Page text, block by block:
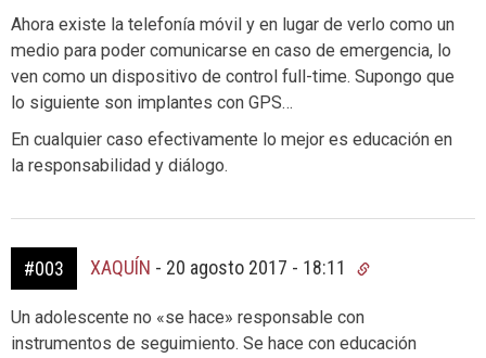
Ahora existe la telefonía móvil y en lugar de verlo como un
medio para poder comunicarse en caso de emergencia, lo
ven como un dispositivo de control full-time. Supongo que
lo siguiente son implantes con GPS…
En cualquier caso efectivamente lo mejor es educación en
la responsabilidad y diálogo.
#003 XAQUÍN - 20 agosto 2017 - 18:11
Un adolescente no «se hace» responsable con
instrumentos de seguimiento. Se hace con educación